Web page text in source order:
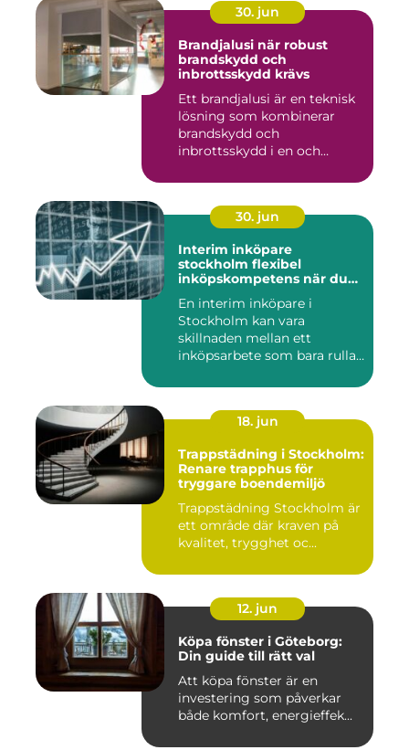
30. jun
Brandjalusi när robust
brandskydd och
inbrottsskydd krävs
Ett brandjalusi är en teknisk
lösning som kombinerar
brandskydd och
inbrottsskydd i en och
30. jun
Interim inköpare
stockholm flexibel
inköpskompetens när du
En interim inköpare i
Stockholm kan vara
skillnaden mellan ett
inköpsarbete som bara rullar
18. jun
Trappstädning i Stockholm:
Renare trapphus för
tryggare boendemiljö
Trappstädning Stockholm är
ett område där kraven på
kvalitet, trygghet oc...
12. jun
Köpa fönster i Göteborg:
Din guide till rätt val
Att köpa fönster är en
investering som påverkar
både komfort, energieffek...